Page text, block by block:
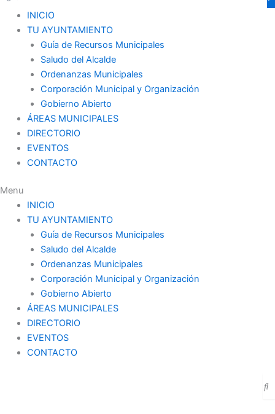
INICIO
TU AYUNTAMIENTO
Guía de Recursos Municipales
Saludo del Alcalde
Ordenanzas Municipales
Corporación Municipal y Organización
Gobierno Abierto
ÁREAS MUNICIPALES
DIRECTORIO
EVENTOS
CONTACTO
Menu
INICIO
TU AYUNTAMIENTO
Guía de Recursos Municipales
Saludo del Alcalde
Ordenanzas Municipales
Corporación Municipal y Organización
Gobierno Abierto
ÁREAS MUNICIPALES
DIRECTORIO
EVENTOS
CONTACTO